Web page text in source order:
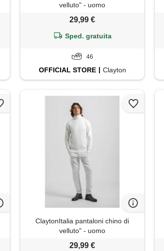
velluto" - uomo
29,99 €
Sped. gratuita
46
OFFICIAL STORE Clayton
ClaytonItalia pantaloni chino di
velluto" - uomo
29,99 €